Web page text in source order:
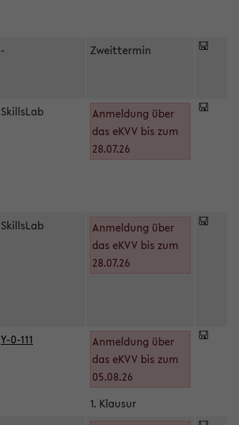
- Zweittermin
SkillsLab
Anmeldung über
das eKVV bis zum
28.07.26
SkillsLab
Anmeldung über
das eKVV bis zum
28.07.26
Y-0-111
Anmeldung über
das eKVV bis zum
05.08.26
1. Klausur